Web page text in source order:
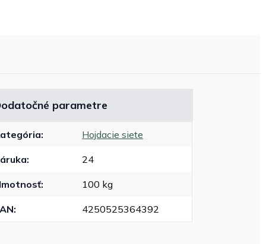
parametre
: Hojdacie siete
: 24
: 100 kg
: 4250525364392